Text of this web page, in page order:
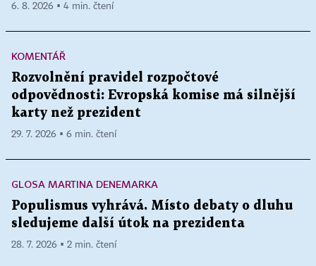
6. 8. 2026 ▪ 4 min. čtení
KOMENTÁŘ
Rozvolnění pravidel rozpočtové
odpovědnosti: Evropská komise má silnější
karty než prezident
29. 7. 2026 ▪ 6 min. čtení
GLOSA MARTINA DENEMARKA
Populismus vyhrává. Místo debaty o dluhu
sledujeme další útok na prezidenta
28. 7. 2026 ▪ 2 min. čtení